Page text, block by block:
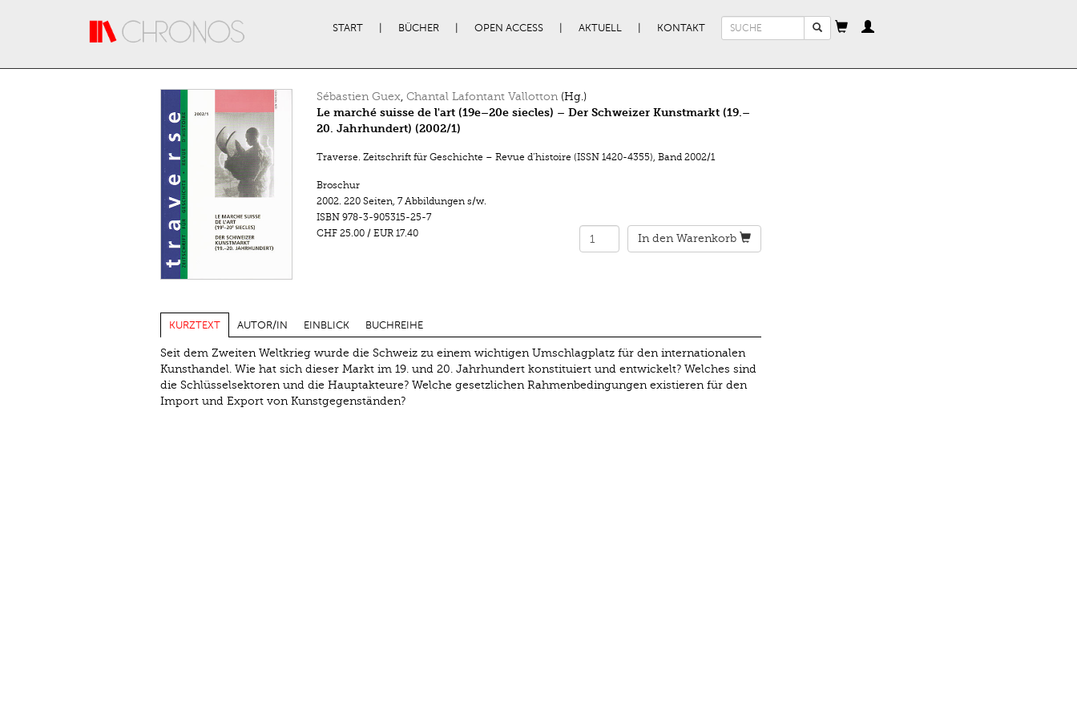
START BÜCHER OPEN ACCESS AKTUELL KONTAKT
Suchformular
Sébastien Guex, Chantal Lafontant Vallotton(Hg.)
Le marché suisse de l'art (19e–20e siecles) – Der Schweizer Kunstmarkt (19.–
20. Jahrhundert) (2002/1)
Traverse. Zeitschrift für Geschichte – Revue d’histoire (ISSN 1420-4355), Band 2002/1
Broschur
2002. 220 Seiten, 7 Abbildungen s/w.
ISBN 978-3-905315-25-7
CHF 25.00/ EUR 17.40 In den Warenkorb
KURZTEXT AUTOR/IN EINBLICK BUCHREIHE
Seit dem Zweiten Weltkrieg wurde die Schweiz zu einem wichtigen Umschlagplatz für den internationalen
Kunsthandel. Wie hat sich dieser Markt im 19. und 20. Jahrhundert konstituiert und entwickelt? Welches sind
die Schlüsselsektoren und die Hauptakteure? Welche gesetzlichen Rahmenbedingungen existieren für den
Import und Export von Kunstgegenständen?